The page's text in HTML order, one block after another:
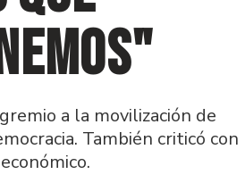
a la movilización de
También criticó con